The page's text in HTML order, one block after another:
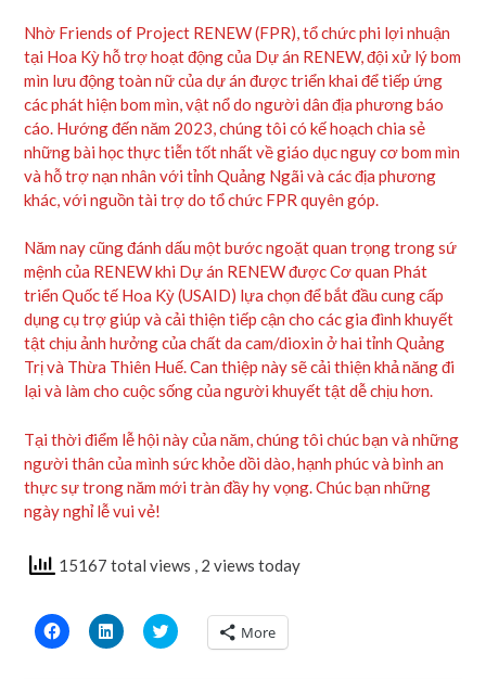
Nhờ Friends of Project RENEW (FPR), tổ chức phi lợi nhuận
tại Hoa Kỳ hỗ trợ hoạt động của Dự án RENEW, đội xử lý bom
mìn lưu động toàn nữ của dự án được triển khai để tiếp ứng
các phát hiện bom mìn, vật nổ do người dân địa phương báo
cáo. Hướng đến năm 2023, chúng tôi có kế hoạch chia sẻ
những bài học thực tiễn tốt nhất về giáo dục nguy cơ bom mìn
và hỗ trợ nạn nhân với tỉnh Quảng Ngãi và các địa phương
khác, với nguồn tài trợ do tổ chức FPR quyên góp.
Năm nay cũng đánh dấu một bước ngoặt quan trọng trong sứ
mệnh của RENEW khi Dự án RENEW được Cơ quan Phát
triển Quốc tế Hoa Kỳ (USAID) lựa chọn để bắt đầu cung cấp
dụng cụ trợ giúp và cải thiện tiếp cận cho các gia đình khuyết
tật chịu ảnh hưởng của chất da cam/dioxin ở hai tỉnh Quảng
Trị và Thừa Thiên Huế. Can thiệp này sẽ cải thiện khả năng đi
lại và làm cho cuộc sống của người khuyết tật dễ chịu hơn.
Tại thời điểm lễ hội này của năm, chúng tôi chúc bạn và những
người thân của mình sức khỏe dồi dào, hạnh phúc và bình an
thực sự trong năm mới tràn đầy hy vọng. Chúc bạn những
ngày nghỉ lễ vui vẻ!
15167 total views , 2 views today
Click
to
Click
to
Click
to More